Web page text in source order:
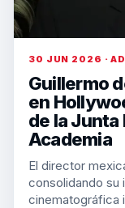
30 JUN 2026 ·
Guillermo
en
de la Junta
Academia
El director
consolidando su
cinematográfica